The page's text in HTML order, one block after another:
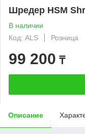
Шредер HSM
В наличии
Код: ALS
Розница
99 200 ₸
Описание